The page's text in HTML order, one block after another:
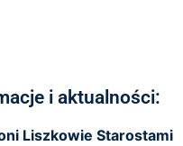
i aktualności:
Liszkowie Starostami